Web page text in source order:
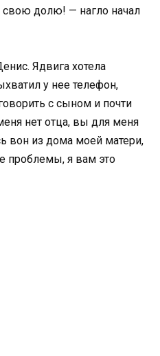
долю! — нагло начал
Ядвига хотела
у нее телефон,
с сыном и почти
нет отца, вы для меня
вон из дома моей матери,
проблемы, я вам это